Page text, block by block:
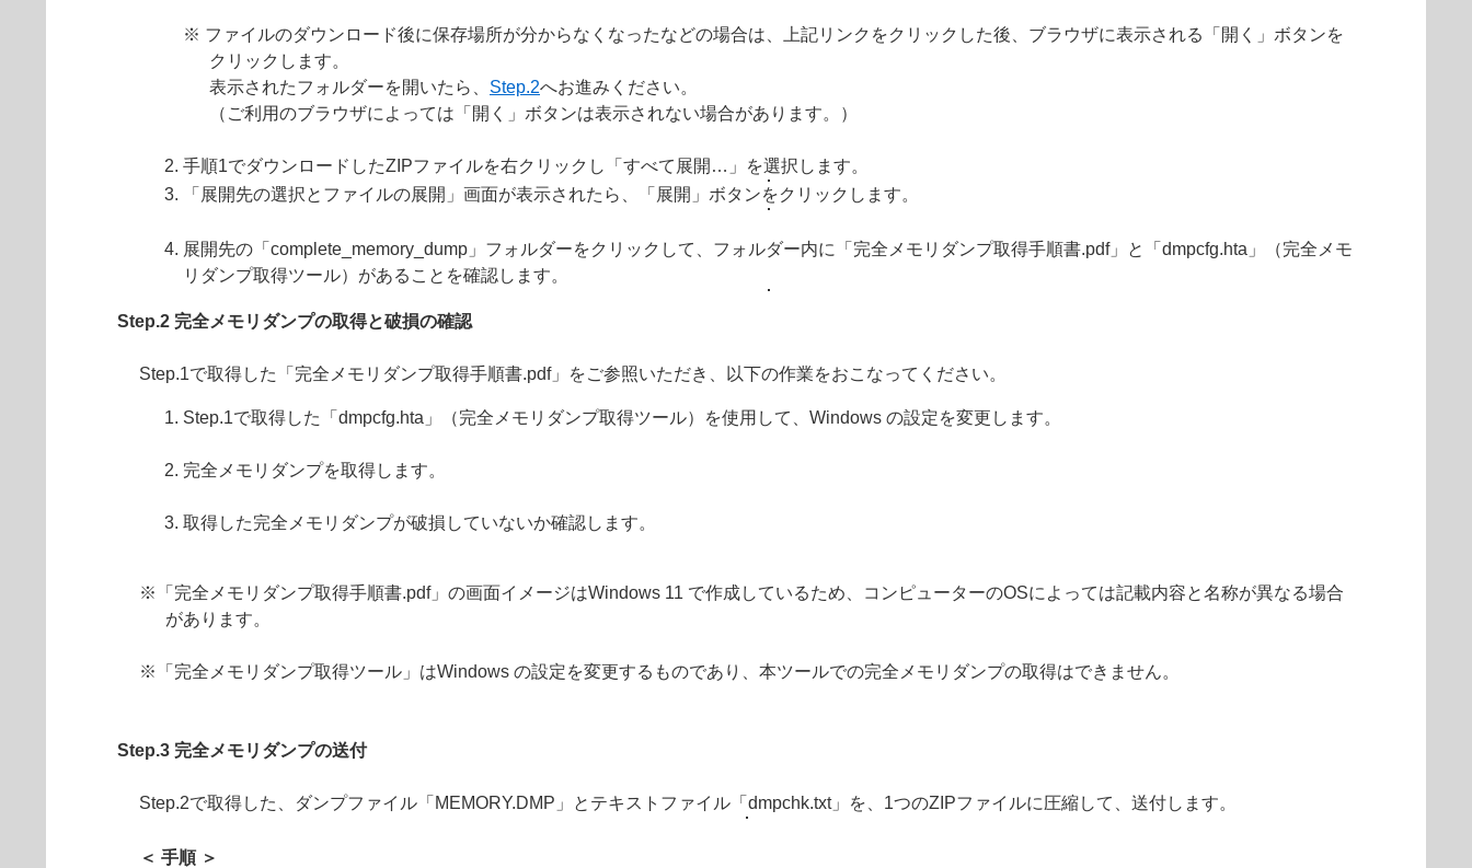
※ ファイルのダウンロード後に保存場所が分からなくなったなどの場合は、上記リンクをクリックした後、ブラウザに表示される「開く」ボタンを
クリックします。
表示されたフォルダーを開いたら、 Step.2へお進みください。
（ご利用のブラウザによっては「開く」ボタンは表示されない場合があります。）
手順1でダウンロードしたZIPファイルを右クリックし「すべて展開…」を選択します。
「展開先の選択とファイルの展開」画面が表示されたら、「展開」ボタンをクリックします。
展開先の「complete_memory_dump」フォルダーをクリックして、フォルダー内に「完全メモリダンプ取得手順書.pdf」と「dmpcfg.hta」（完全メモ
リダンプ取得ツール）があることを確認します。
Step.2 完全メモリダンプの取得と破損の確認
Step.1で取得した「完全メモリダンプ取得手順書.pdf」をご参照いただき、以下の作業をおこなってください。
Step.1で取得した「dmpcfg.hta」（完全メモリダンプ取得ツール）を使用して、Windows の設定を変更します。
完全メモリダンプを取得します。
取得した完全メモリダンプが破損していないか確認します。
※「完全メモリダンプ取得手順書.pdf」の画面イメージはWindows 11 で作成しているため、コンピューターのOSによっては記載内容と名称が異なる場合
があります。
※「完全メモリダンプ取得ツール」はWindows の設定を変更するものであり、本ツールでの完全メモリダンプの取得はできません。
Step.3 完全メモリダンプの送付
Step.2で取得した、ダンプファイル「MEMORY.DMP」とテキストファイル「dmpchk.txt」を、1つのZIPファイルに圧縮して、送付します。
＜ 手順 ＞